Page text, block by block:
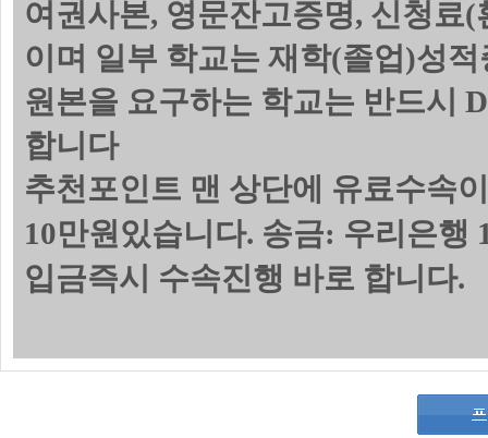
여권사본, 영문잔고증명, 신청료(
이며 일부 학교는 재학(졸업)성
원본을 요구하는 학교는 반드시
합니다
추천포인트 맨 상단에 유료수속
10만원있습니다. 송금: 우리은행
입금즉시 수속진행 바로 합니다.